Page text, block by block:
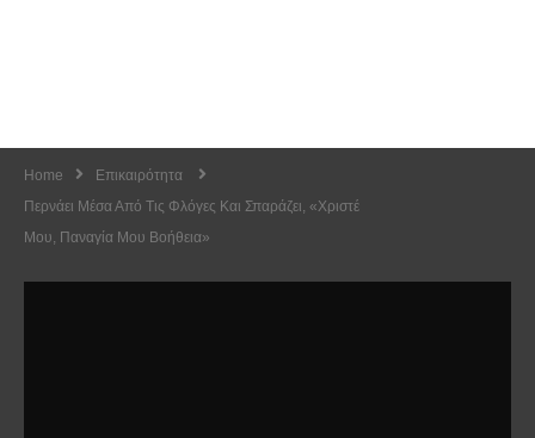
Home
Επικαιρότητα
Περνάει Μέσα Από Τις Φλόγες Και Σπαράζει, «Χριστέ
Μου, Παναγία Μου Βοήθεια»